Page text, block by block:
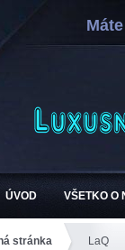
ÚVOD VŠETKO O
stránka LaQ